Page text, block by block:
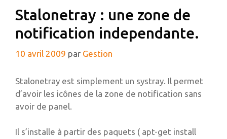
Stalonetray : une zone de
notification independante.
10 avril 2009 par Gestion
Stalonetray est simplement un systray. Il permet
d’avoir les icônes de la zone de notification sans
avoir de panel.
Il s’installe à partir des paquets ( apt-get install